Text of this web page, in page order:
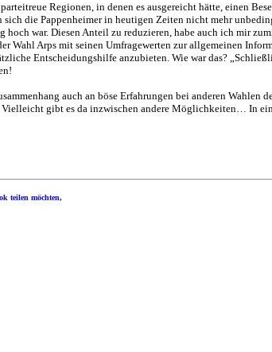
parteitreue Regionen, in denen es ausgereicht hätte, einen
sich die Pappenheimer in heutigen Zeiten nicht mehr
war. Diesen Anteil zu reduzieren, habe auch ich mir
Wahl Arps mit seinen Umfragewerten zur allgemeinen
Entscheidungshilfe anzubieten. Wie war das?
auch an böse Erfahrungen bei anderen
gibt es da inzwischen andere Möglichkeiten… In
teilen möchten,